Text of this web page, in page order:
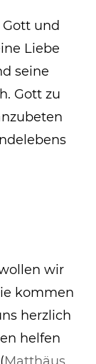
und
Liebe
seine
Gott zu
wir
kommen
herzlich
helfen